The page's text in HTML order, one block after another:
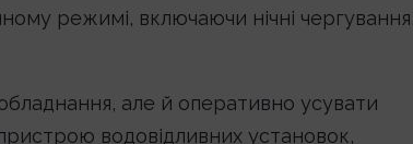
режимі, включаючи нічні
але й оперативно усувати
водовідливних установок,